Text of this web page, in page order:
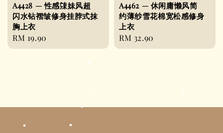
A4428 — 性感辣妹风超
闪水钻褶皱修身挂脖式抹
胸上衣
Regular
price
RM 19.90
A4462 — 休闲庸懒风简
约薄纱雪花棉宽松感修身
上衣
Regular
price
RM 32.90